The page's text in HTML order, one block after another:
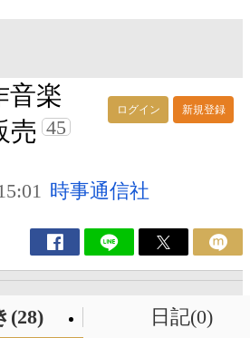
ログイン 新規登録
音楽
売 45
時事通信社
(28) 日記(0)